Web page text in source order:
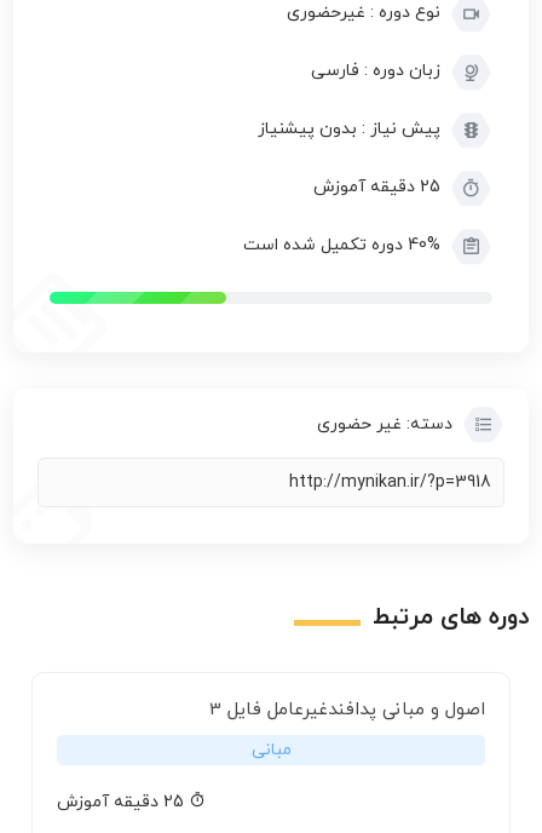
نوع دوره : غیرحضوری
زبان دوره : فارسی
پیش نیاز : بدون پیشنیاز
25 دقیقه آموزش
40% دوره تکمیل شده است
دسته: غیر حضوری
دوره های مرتبط
اصول و مبانی پدافندغیرعامل فایل 3
مبانی